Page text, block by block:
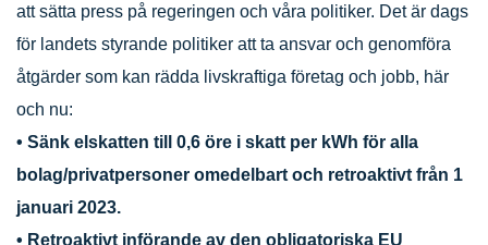
att sätta press på regeringen och våra politiker. Det är dags
för landets styrande politiker att ta ansvar och genomföra
åtgärder som kan rädda livskraftiga företag och jobb, här
och nu:
• Sänk elskatten till 0,6 öre i skatt per kWh för alla
bolag/privatpersoner omedelbart och retroaktivt från 1
januari 2023.
• Retroaktivt införande av den obligatoriska EU